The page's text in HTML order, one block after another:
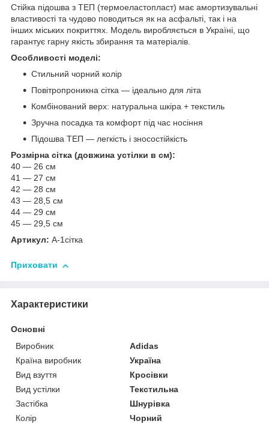
Стійка підошва з ТЕП (термоеластопласт) має амортизувальні
властивості та чудово поводиться як на асфальті, так і на
інших міських покриттях. Модель виробляється в Україні, що
гарантує гарну якість збирання та матеріалів.
Особливості моделі:
Стильний чорний колір
Повітропроникна сітка — ідеально для літа
Комбінований верх: натуральна шкіра + текстиль
Зручна посадка та комфорт під час носіння
Підошва ТЕП — легкість і зносостійкість
Розмірна сітка (довжина устілки в см):
40 — 26 см
41 — 27 см
42 — 28 см
43 — 28,5 см
44 — 29 см
45 — 29,5 см
Артикул: А-1сітка
Приховати
Характеристики
Основні
Виробник
Adidas
Країна виробник
Україна
Вид взуття
Кросівки
Вид устілки
Текстильна
Застібка
Шнурівка
Колір
Чорний